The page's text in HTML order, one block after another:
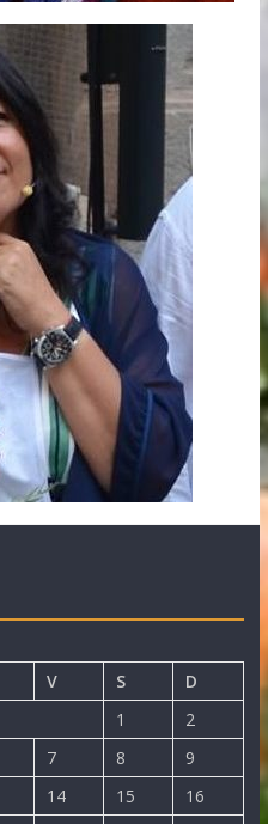
V S
D
1
2
7 8
9
14 15
16